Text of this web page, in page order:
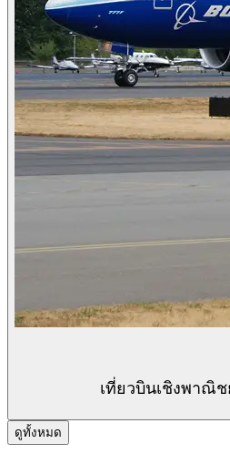
เที่ยวบินเชิงพาณิ
ดูทั้งหมด